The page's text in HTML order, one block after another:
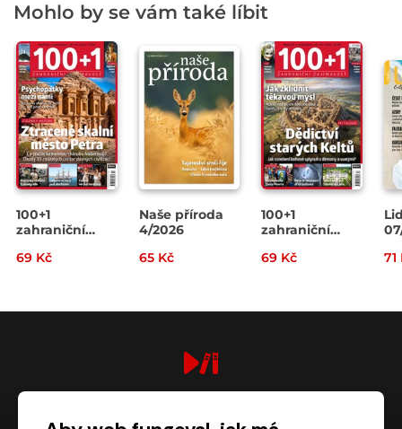
Mohlo by se vám také líbit
100+1
zahraniční
14/2026
69 Kč
Naše příroda
4/2026
65 Kč
100+1
zahraniční
13/2026
69 Kč
71